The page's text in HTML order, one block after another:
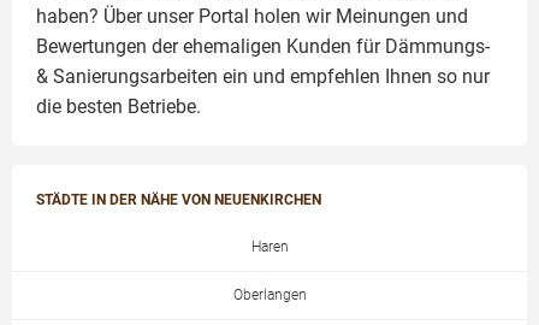
haben? Über unser Portal holen wir Meinungen und
Bewertungen der ehemaligen Kunden für Dämmungs-
& Sanierungsarbeiten ein und empfehlen Ihnen so nur
die besten Betriebe.
STÄDTE IN DER NÄHE VON NEUENKIRCHEN
Haren
Oberlangen